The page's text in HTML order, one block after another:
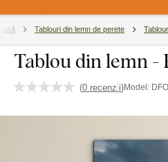
Tablouri din lemn de perete
Tablou din lemn -
(0 recenzii)Model: